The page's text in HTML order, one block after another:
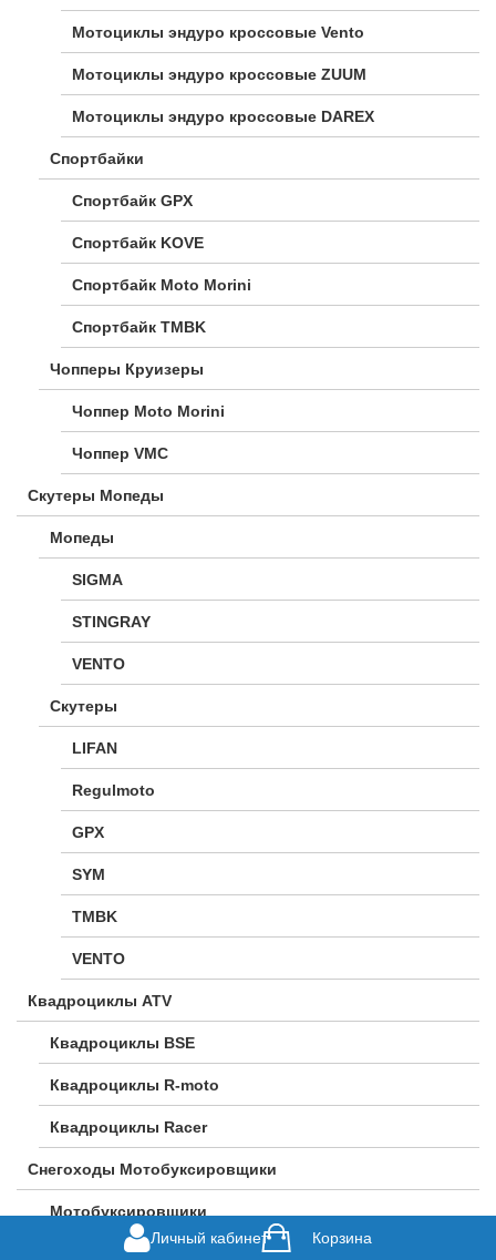
Мотоциклы эндуро кроссовые Vento
Мотоциклы эндуро кроссовые ZUUM
Мотоциклы эндуро кроссовые DAREX
Спортбайки
Спортбайк GPX
Спортбайк KOVE
Спортбайк Moto Morini
Спортбайк TMBK
Чопперы Круизеры
Чоппер Moto Morini
Чоппер VMC
Скутеры Мопеды
Мопеды
SIGMA
STINGRAY
VENTO
Скутеры
LIFAN
Regulmoto
GPX
SYM
TMBK
VENTO
Квадроциклы ATV
Квадроциклы BSE
Квадроциклы R-moto
Квадроциклы Racer
Снегоходы Мотобуксировщики
Мотобуксировщики
Альбатрос
Личный кабинет Корзина